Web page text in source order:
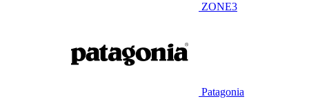
ZONE3
Patagonia